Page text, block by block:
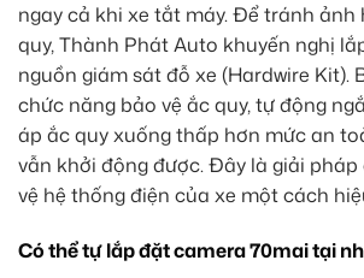
ngay cả khi xe tắt máy. Để tránh ảnh
quy, Thành Phát Auto khuyến nghị
nguồn giám sát đỗ xe (Hardwire Kit).
chức năng bảo vệ ắc quy, tự động
áp ắc quy xuống thấp hơn mức an
vẫn khởi động được. Đây là giải
vệ hệ thống điện của xe một cách
Có thể tự lắp đặt camera 70mai tại